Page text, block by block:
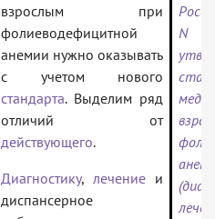
взрослым при
фолиеводефицитной
анемии нужно оказывать
с учетом нового
стандарта. Выделим ряд
отличий от
действующего.
Диагностику, лечение и
диспансерное
N